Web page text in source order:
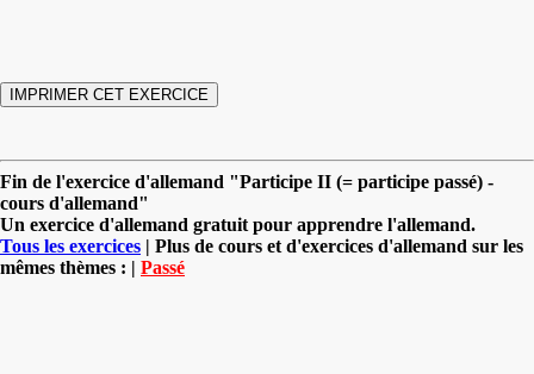
Fin de l'exercice d'allemand "Participe II (= participe passé) -
cours d'allemand"
Un exercice d'allemand gratuit pour apprendre l'allemand.
Tous les exercices | Plus de cours et d'exercices d'allemand sur les
mêmes thèmes : | Passé